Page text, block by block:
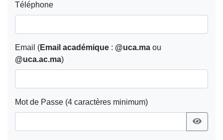
Téléphone
Email (Email académique : @uca.ma ou
@uca.ac.ma)
Mot de Passe (4 caractères minimum)